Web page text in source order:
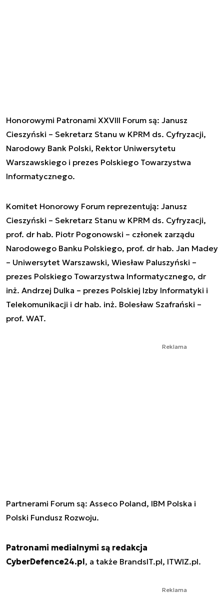
Honorowymi Patronami XXVIII Forum są: Janusz
Cieszyński – Sekretarz Stanu w KPRM ds. Cyfryzacji,
Narodowy Bank Polski, Rektor Uniwersytetu
Warszawskiego i prezes Polskiego Towarzystwa
Informatycznego.
Komitet Honorowy Forum reprezentują: Janusz
Cieszyński – Sekretarz Stanu w KPRM ds. Cyfryzacji,
prof. dr hab. Piotr Pogonowski – członek zarządu
Narodowego Banku Polskiego, prof. dr hab. Jan Madey
– Uniwersytet Warszawski, Wiesław Paluszyński –
prezes Polskiego Towarzystwa Informatycznego, dr
inż. Andrzej Dulka – prezes Polskiej Izby Informatyki i
Telekomunikacji i dr hab. inż. Bolesław Szafrański –
prof. WAT.
Reklama
Partnerami Forum są: Asseco Poland, IBM Polska i
Polski Fundusz Rozwoju.
Patronami medialnymi są redakcja
CyberDefence24.pl, a także BrandsIT.pl, ITWIZ.pl.
Reklama